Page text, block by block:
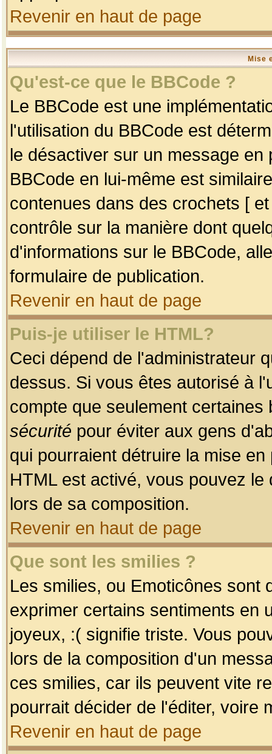
Revenir en haut de page
Mise
Qu'est-ce que le BBCode ?
Le BBCode est une
l'utilisation du BBCode est
le désactiver sur un message
BBCode en lui-même est
contenues dans des crochets [
contrôle sur la manière dont
d'informations sur le BBCode,
formulaire de publication.
Revenir en haut de page
Puis-je utiliser le HTML?
Ceci dépend de l'administrateur
dessus. Si vous êtes autorisé à
compte que seulement
sécurité pour éviter aux gens
qui pourraient détruire la mise
HTML est activé, vous pouvez
lors de sa composition.
Revenir en haut de page
Que sont les smilies ?
Les smilies, ou Emoticônes sont
exprimer certains sentiments en
joyeux, :( signifie triste. Vous
lors de la composition d'un
ces smilies, car ils peuvent vite
pourrait décider de l'éditer, voire
Revenir en haut de page